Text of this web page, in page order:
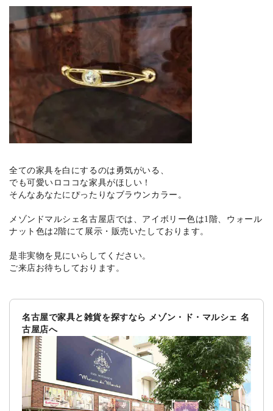
全ての家具を白にするのは勇気がいる、
でも可愛いロココな家具がほしい！
そんなあなたにぴったりなブラウンカラー。
メゾンドマルシェ名古屋店では、アイボリー色は1階、ウォール
ナット色は2階にて展示・販売いたしております。
是非実物を見にいらしてください。
ご来店お待ちしております。
名古屋で家具と雑貨を探すなら メゾン・ド・マルシェ 名
古屋店へ